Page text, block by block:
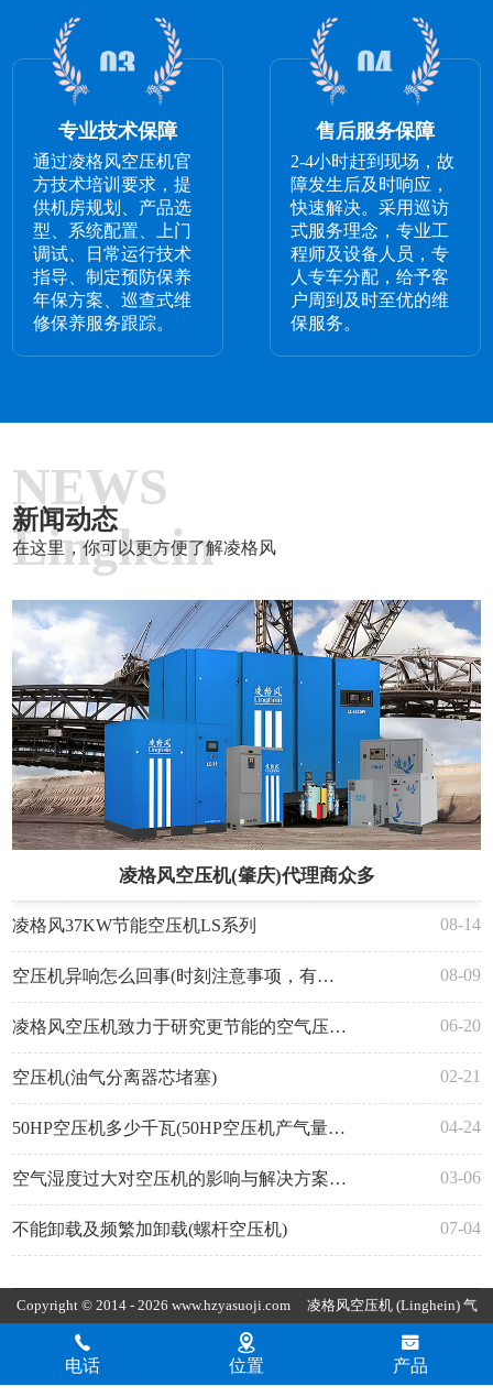
专业技术保障
通过凌格风空压机官
方技术培训要求，提
供机房规划、产品选
型、系统配置、上门
调试、日常运行技术
指导、制定预防保养
年保方案、巡查式维
修保养服务跟踪。
售后服务保障
2-4小时赶到现场，故
障发生后及时响应，
快速解决。采用巡访
式服务理念，专业工
程师及设备人员，专
人专车分配，给予客
户周到及时至优的维
保服务。
NEWS
Linghein
新闻动态
在这里，你可以更方便了解凌格风
凌格风空压机(肇庆)代理商众多
凌格风37KW节能空压机LS系列 08-14
空压机异响怎么回事(时刻注意事项，有效避免异响) 08-09
凌格风空压机致力于研究更节能的空气压缩机 06-20
空压机(油气分离器芯堵塞) 02-21
50HP空压机多少千瓦(50HP空压机产气量多少立方) 04-24
空气湿度过大对空压机的影响与解决方案(主要体现在这几个方面) 03-06
不能卸载及频繁加卸载(螺杆空压机) 07-04
电话 位置 产品
Copyright © 2014 - 2026 www.hzyasuoji.com 凌格风空压机 (Linghein) 气
胜智能装备（深圳）有限公司版权所有
粤ICP备2021072975号
网安备44030002002880